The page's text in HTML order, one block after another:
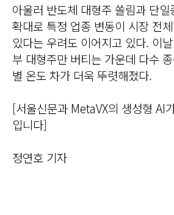
아울러 반도체 대형주 쏠림과 단
확대로 특정 업종 변동이 시장 전
있다는 우려도 이어지고 있다. 이
부 대형주만 버티는 가운데 다수
별 온도 차가 더욱 뚜렷해졌다.
[서울신문과 MetaVX의 생성형 AI
입니다]
정연호 기자